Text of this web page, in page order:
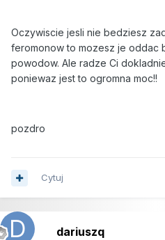
Oczywiscie jesli nie bedziesz
feromonow to mozesz je oddac
powodow. Ale radze Ci
poniewaz jest to ogromna moc!!
pozdro
Cytuj
dariuszq